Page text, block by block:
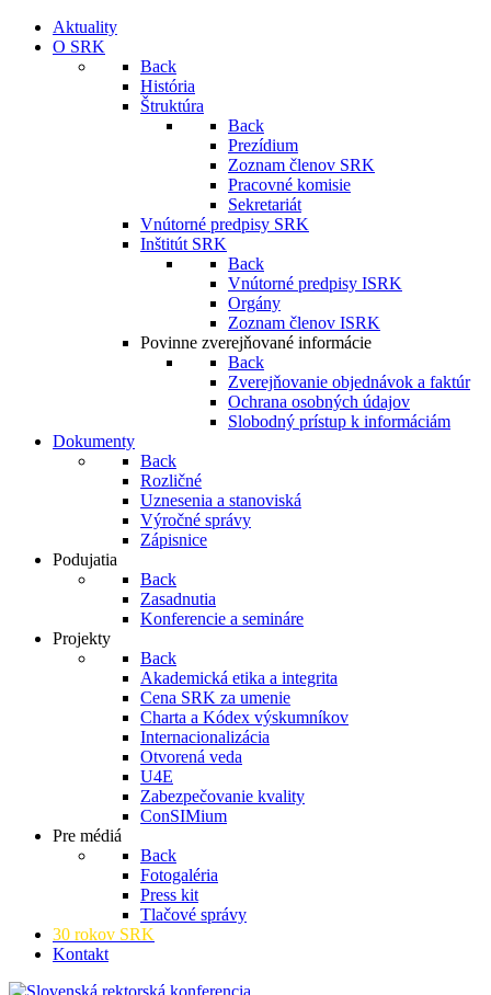
Aktuality
O SRK
Back
História
Štruktúra
Back
Prezídium
Zoznam členov SRK
Pracovné komisie
Sekretariát
Vnútorné predpisy SRK
Inštitút SRK
Back
Vnútorné predpisy ISRK
Orgány
Zoznam členov ISRK
Povinne zverejňované informácie
Back
Zverejňovanie objednávok a faktúr
Ochrana osobných údajov
Slobodný prístup k informáciám
Dokumenty
Back
Rozličné
Uznesenia a stanoviská
Výročné správy
Zápisnice
Podujatia
Back
Zasadnutia
Konferencie a semináre
Projekty
Back
Akademická etika a integrita
Cena SRK za umenie
Charta a Kódex výskumníkov
Internacionalizácia
Otvorená veda
U4E
Zabezpečovanie kvality
ConSIMium
Pre médiá
Back
Fotogaléria
Press kit
Tlačové správy
30 rokov SRK
Kontakt